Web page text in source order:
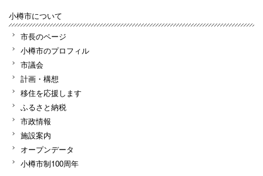
小樽市について
市長のページ
小樽市のプロフィル
市議会
計画・構想
移住を応援します
ふるさと納税
市政情報
施設案内
オープンデータ
小樽市制100周年